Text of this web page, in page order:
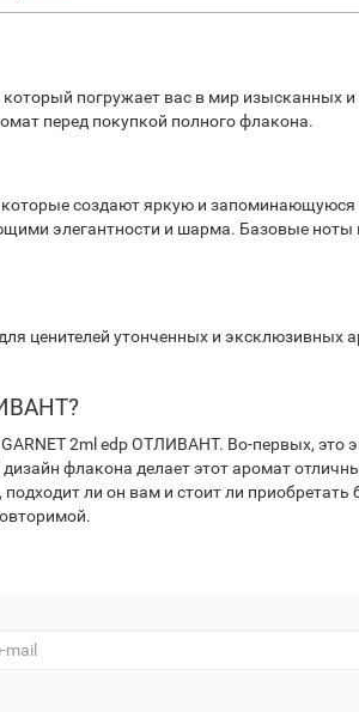
погружает вас в мир изысканных
перед покупкой полного флакона.
создают яркую и
элегантности и шарма. Базовые ноты
ценителей утонченных и
2ml edp ОТЛИВАНТ. Во-первых, это
флакона делает этот аромат
ли он вам и стоит ли